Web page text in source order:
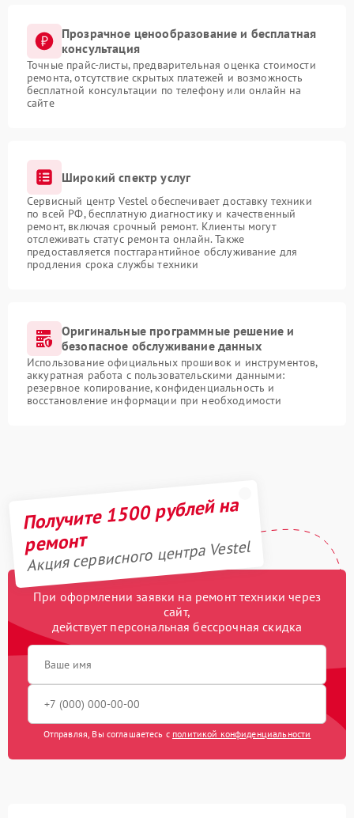
Прозрачное ценообразование и бесплатная
консультация
Точные прайс-листы, предварительная оценка стоимости
ремонта, отсутствие скрытых платежей и возможность
бесплатной консультации по телефону или онлайн на
сайте
Широкий спектр услуг
Сервисный центр Vestel обеспечивает доставку техники
по всей РФ, бесплатную диагностику и качественный
ремонт, включая срочный ремонт. Клиенты могут
отслеживать статус ремонта онлайн. Также
предоставляется постгарантийное обслуживание для
продления срока службы техники
Оригинальные программные решение и
безопасное обслуживание данных
Использование официальных прошивок и инструментов,
аккуратная работа с пользовательскими данными:
резервное копирование, конфиденциальность и
восстановление информации при необходимости
Получите 1500 рублей на
ремонт
Акция сервисного центра Vestel
При оформлении заявки на ремонт техники через
сайт,
действует персональная бессрочная скидка
Отправляя, Вы соглашаетесь с политикой конфиденциальности